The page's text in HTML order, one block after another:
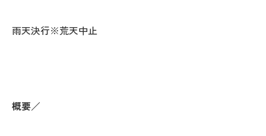
雨天決行※荒天中止
概要／